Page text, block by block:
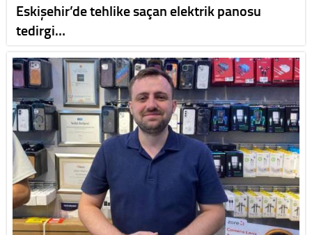
Eskişehir’de tehlike saçan elektrik panosu
tedirgi…